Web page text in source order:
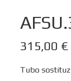
315,00 €
Tubo